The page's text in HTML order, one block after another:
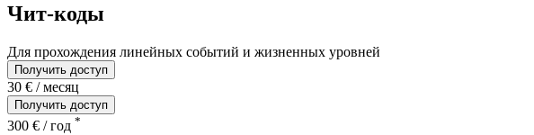
Чит-коды
Для прохождения линейных событий и жизненных уровней
Получить доступ
30 € / месяц
Получить доступ
300 € / год *